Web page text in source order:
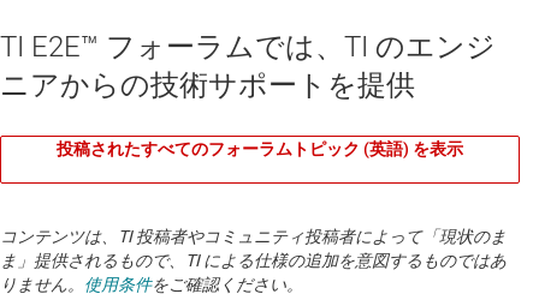
TI E2E™ フォーラムでは、TI のエンジ
ニアからの技術サポートを提供
投稿されたすべてのフォーラムトピック (英語) を表示
コンテンツは、TI 投稿者やコミュニティ投稿者によって「現状のま
ま」提供されるもので、TI による仕様の追加を意図するものではあ
りません。 使用条件をご確認ください。